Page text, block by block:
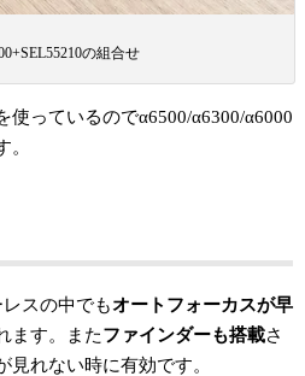
の組合せ
使っているのでα6500/α6300/α6000
。
スの中でもオートフォーカスが早
ます。またファインダーも搭載さ
れない時に有効です。